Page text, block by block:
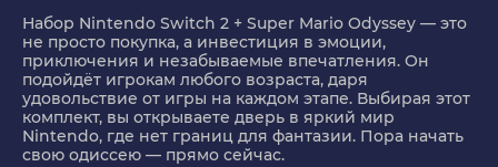
Набор Nintendo Switch 2 + Super Mario Odyssey — это
не просто покупка, а инвестиция в эмоции,
приключения и незабываемые впечатления. Он
подойдёт игрокам любого возраста, даря
удовольствие от игры на каждом этапе. Выбирая этот
комплект, вы открываете дверь в яркий мир
Nintendo, где нет границ для фантазии. Пора начать
свою одиссею — прямо сейчас.